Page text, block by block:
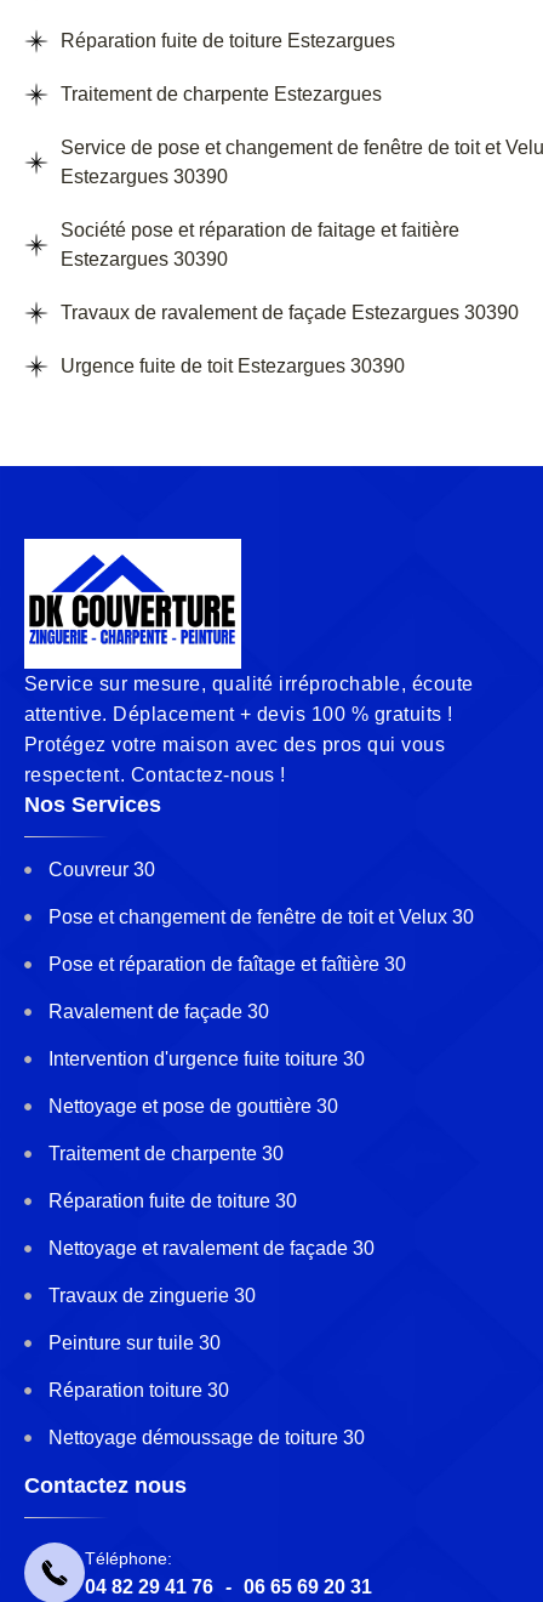
Réparation fuite de toiture Estezargues
Traitement de charpente Estezargues
Service de pose et changement de fenêtre de toit et
Estezargues 30390
Société pose et réparation de faitage et faitière
Estezargues 30390
Travaux de ravalement de façade Estezargues 30390
Urgence fuite de toit Estezargues 30390
Service sur mesure, qualité irréprochable, écoute
attentive. Déplacement + devis 100 % gratuits !
Protégez votre maison avec des pros qui vous
respectent. Contactez-nous !
Nos Services
Couvreur 30
Pose et changement de fenêtre de toit et Velux 30
Pose et réparation de faîtage et faîtière 30
Ravalement de façade 30
Intervention d'urgence fuite toiture 30
Nettoyage et pose de gouttière 30
Traitement de charpente 30
Réparation fuite de toiture 30
Nettoyage et ravalement de façade 30
Travaux de zinguerie 30
Peinture sur tuile 30
Réparation toiture 30
Nettoyage démoussage de toiture 30
Contactez nous
Téléphone:
04 82 29 41 76 - 06 65 69 20 31